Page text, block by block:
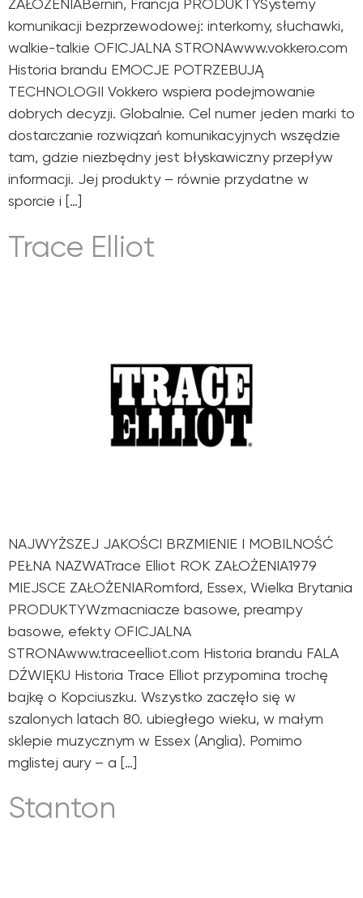
ZAŁOŻENIABernin, Francja PRODUKTYSystemy
komunikacji bezprzewodowej: interkomy, słuchawki,
walkie-talkie OFICJALNA STRONAwww.vokkero.com
Historia brandu EMOCJE POTRZEBUJĄ
TECHNOLOGII Vokkero wspiera podejmowanie
dobrych decyzji. Globalnie. Cel numer jeden marki to
dostarczanie rozwiązań komunikacyjnych wszędzie
tam, gdzie niezbędny jest błyskawiczny przepływ
informacji. Jej produkty – równie przydatne w
sporcie i […]
Trace Elliot
NAJWYŻSZEJ JAKOŚCI BRZMIENIE I MOBILNOŚĆ
PEŁNA NAZWATrace Elliot ROK ZAŁOŻENIA1979
MIEJSCE ZAŁOŻENIARomford, Essex, Wielka Brytania
PRODUKTYWzmacniacze basowe, preampy
basowe, efekty OFICJALNA
STRONAwww.traceelliot.com Historia brandu FALA
DŹWIĘKU Historia Trace Elliot przypomina trochę
bajkę o Kopciuszku. Wszystko zaczęło się w
szalonych latach 80. ubiegłego wieku, w małym
sklepie muzycznym w Essex (Anglia). Pomimo
mglistej aury – a […]
Stanton